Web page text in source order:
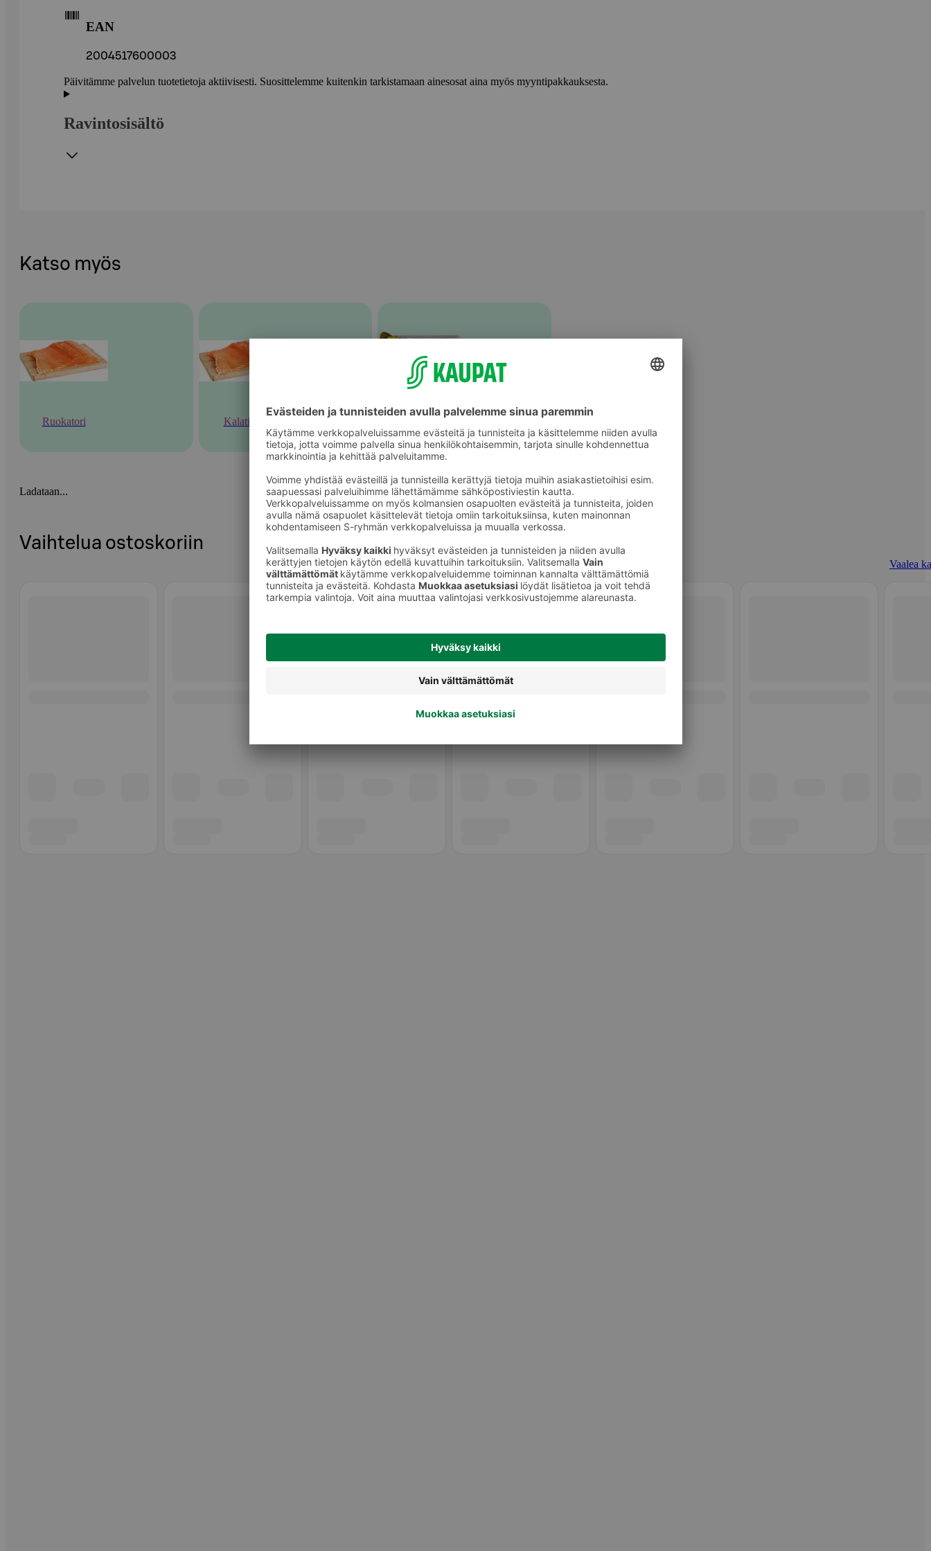
EAN
2004517600003
Päivitämme palvelun tuotetietoja aktiivisesti. Suosittelemme kuitenkin tarkistamaan ainesosat aina myös myyntipakkauksesta.
Ravintosisältö
Katso myös
Ruokatori Kalatiski Vaalea kala
Ladataan...
Vaihtelua ostoskoriin
Vaalea